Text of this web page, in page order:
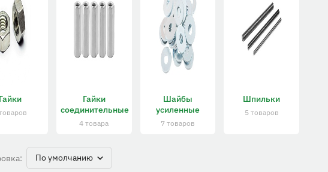
Гайки
соединительные
4 товара
Шайбы
усиленные
7 товаров
Шпильки
5 товаров
По умолчанию